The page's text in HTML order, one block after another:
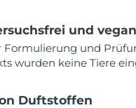
und vegan
Formulierung und
wurden keine Tiere
Duftstoffen
Erwartete